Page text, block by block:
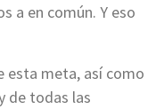
a en común. Y eso
esta meta, así como
de todas las